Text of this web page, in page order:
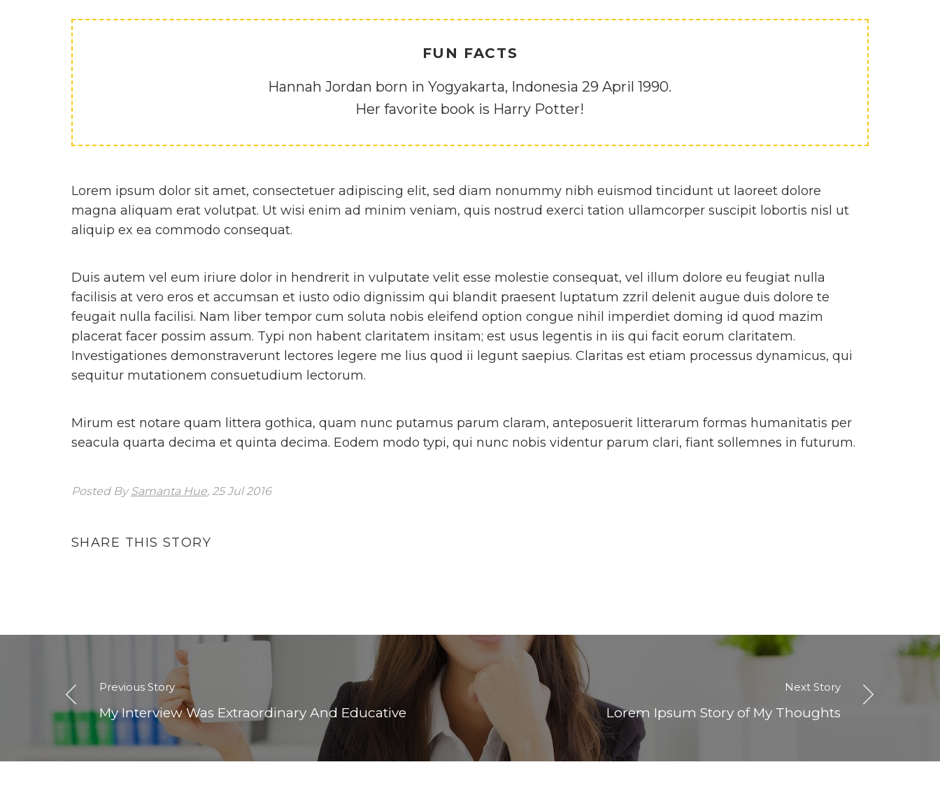
FUN FACTS
Hannah Jordan born in Yogyakarta, Indonesia 29 April 1990.
Her favorite book is Harry Potter!
Lorem ipsum dolor sit amet, consectetuer adipiscing elit, sed diam nonummy nibh euismod tincidunt ut laoreet dolore
magna aliquam erat volutpat. Ut wisi enim ad minim veniam, quis nostrud exerci tation ullamcorper suscipit lobortis nisl ut
aliquip ex ea commodo consequat.
Duis autem vel eum iriure dolor in hendrerit in vulputate velit esse molestie consequat, vel illum dolore eu feugiat nulla
facilisis at vero eros et accumsan et iusto odio dignissim qui blandit praesent luptatum zzril delenit augue duis dolore te
feugait nulla facilisi. Nam liber tempor cum soluta nobis eleifend option congue nihil imperdiet doming id quod mazim
placerat facer possim assum. Typi non habent claritatem insitam; est usus legentis in iis qui facit eorum claritatem.
Investigationes demonstraverunt lectores legere me lius quod ii legunt saepius. Claritas est etiam processus dynamicus, qui
sequitur mutationem consuetudium lectorum.
Mirum est notare quam littera gothica, quam nunc putamus parum claram, anteposuerit litterarum formas humanitatis per
seacula quarta decima et quinta decima. Eodem modo typi, qui nunc nobis videntur parum clari, fiant sollemnes in futurum.
Posted BySamanta Hue, 25 Jul 2016
SHARE THIS STORY
Previous Story
My Interview Was Extraordinary And Educative
Next Story
Lorem Ipsum Story of My Thoughts